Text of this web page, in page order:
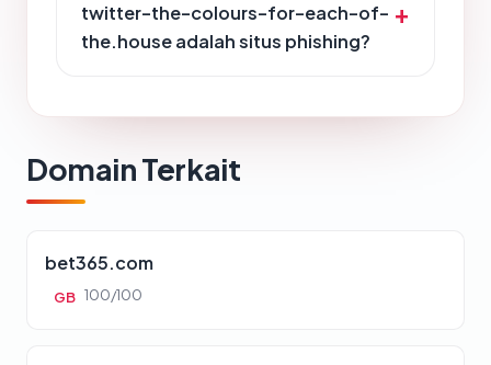
twitter-the-colours-for-each-of-
the.house adalah situs phishing?
Domain Terkait
bet365.com
GB 100/100